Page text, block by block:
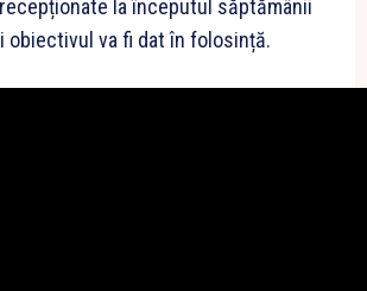
la începutul săptămânii
obiectivul va fi dat în folosință.